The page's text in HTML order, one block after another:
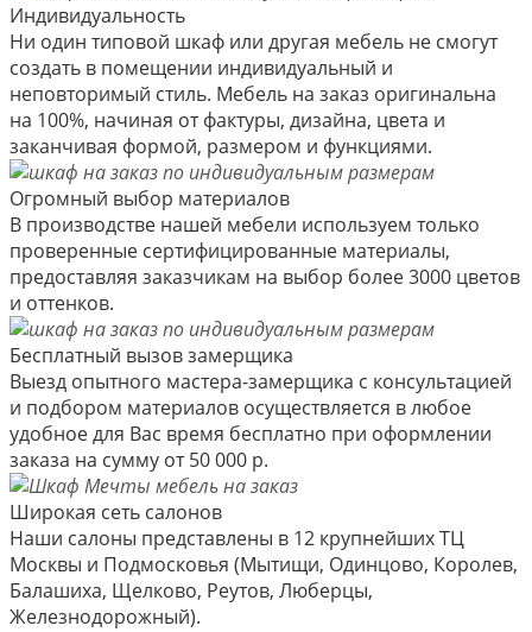
Индивидуальность
Ни один типовой шкаф или другая мебель не смогут
создать в помещении индивидуальный и
неповторимый стиль. Мебель на заказ оригинальна
на 100%, начиная от фактуры, дизайна, цвета и
заканчивая формой, размером и функциями.
Огромный выбор материалов
В производстве нашей мебели используем только
проверенные сертифицированные материалы,
предоставляя заказчикам на выбор более 3000 цветов
и оттенков.
Бесплатный вызов замерщика
Выезд опытного мастера-замерщика с консультацией
и подбором материалов осуществляется в любое
удобное для Вас время бесплатно при оформлении
заказа на сумму от 50 000 р.
Широкая сеть салонов
Наши салоны представлены в 12 крупнейших ТЦ
Москвы и Подмосковья (Мытищи, Одинцово, Королев,
Балашиха, Щелково, Реутов, Люберцы,
Железнодорожный).